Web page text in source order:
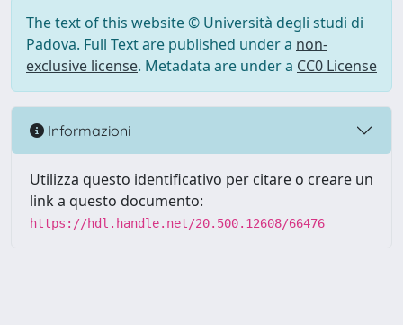
The text of this website © Università degli studi di
Padova. Full Text are published under a non-
exclusive license. Metadata are under a CC0 License
Informazioni
Utilizza questo identificativo per citare o creare un
link a questo documento:
https://hdl.handle.net/20.500.12608/66476